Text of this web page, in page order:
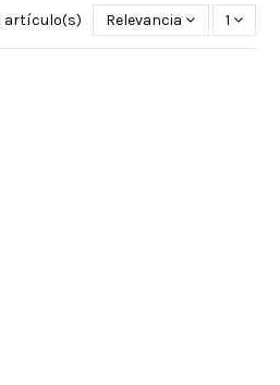
artículo(s) Relevancia 1